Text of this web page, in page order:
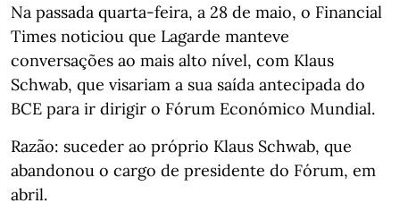
Na passada quarta-feira, a 28 de maio, o Financial
Times noticiou que Lagarde manteve
conversações ao mais alto nível, com Klaus
Schwab, que visariam a sua saída antecipada do
BCE para ir dirigir o Fórum Económico Mundial.
Razão: suceder ao próprio Klaus Schwab, que
abandonou o cargo de presidente do Fórum, em
abril.